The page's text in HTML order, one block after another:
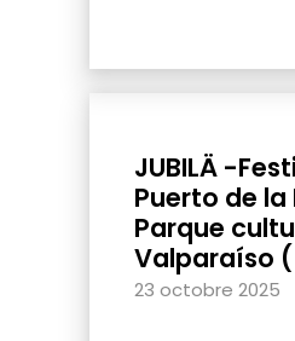
JUBILÄ -
Puerto de la
Parque
Valparaíso (
23 octobre 2025